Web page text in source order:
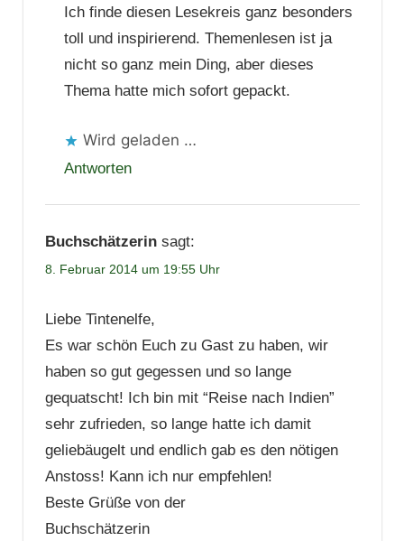
Ich finde diesen Lesekreis ganz besonders
toll und inspirierend. Themenlesen ist ja
nicht so ganz mein Ding, aber dieses
Thema hatte mich sofort gepackt.
Wird geladen …
Antworten
Buchschätzerin sagt:
8. Februar 2014 um 19:55 Uhr
Liebe Tintenelfe,
Es war schön Euch zu Gast zu haben, wir
haben so gut gegessen und so lange
gequatscht! Ich bin mit “Reise nach Indien”
sehr zufrieden, so lange hatte ich damit
geliebäugelt und endlich gab es den nötigen
Anstoss! Kann ich nur empfehlen!
Beste Grüße von der
Buchschätzerin